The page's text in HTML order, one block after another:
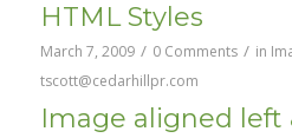
HTML Styles
March 7, 2009 / 0 Comments / in
tscott@cedarhillpr.com
Image aligned left